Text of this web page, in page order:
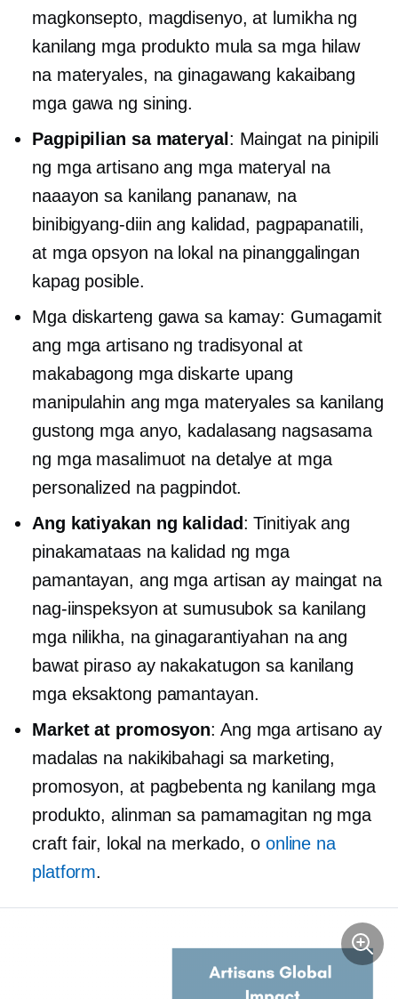
magkonsepto, magdisenyo, at lumikha ng
kanilang mga produkto mula sa mga hilaw
na materyales, na ginagawang kakaibang
mga gawa ng sining.
Pagpipilian sa materyal : Maingat na pinipili
ng mga artisano ang mga materyal na
naaayon sa kanilang pananaw, na
binibigyang-diin ang kalidad, pagpapanatili,
at mga opsyon na lokal na pinanggalingan
kapag posible.
Mga diskarteng gawa sa kamay: Gumagamit
ang mga artisano ng tradisyonal at
makabagong mga diskarte upang
manipulahin ang mga materyales sa kanilang
gustong mga anyo, kadalasang nagsasama
ng mga masalimuot na detalye at mga
personalized na pagpindot.
Ang katiyakan ng kalidad: Tinitiyak ang
pinakamataas na kalidad ng mga
pamantayan, ang mga artisan ay maingat na
nag-iinspeksyon at sumusubok sa kanilang
mga nilikha, na ginagarantiyahan na ang
bawat piraso ay nakakatugon sa kanilang
mga eksaktong pamantayan.
Market at promosyon: Ang mga artisano ay
madalas na nakikibahagi sa marketing,
promosyon, at pagbebenta ng kanilang mga
produkto, alinman sa pamamagitan ng mga
craft fair, lokal na merkado, o online na
platform.